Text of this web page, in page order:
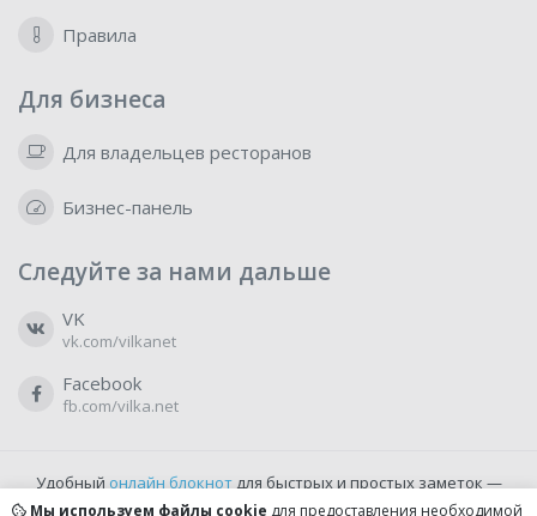
Правила
Для бизнеса
Для владельцев ресторанов
Бизнес-панель
Следуйте за нами дальше
VK
vk.com/vilkanet
Facebook
fb.com/vilka.net
Удобный онлайн блокнотдля быстрых и простых заметок —
бесплатно и доступно прямо из браузера.
Мы используем файлы cookie для предоставления необходимой